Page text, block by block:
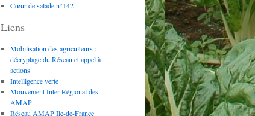
Cœur de salade n°142
Liens
Mobilisation des agriculteurs :
décryptage du Réseau et appel à
actions
Intelligence verte
Mouvement Inter-Régional des
AMAP
Réseau AMAP Ile-de-France